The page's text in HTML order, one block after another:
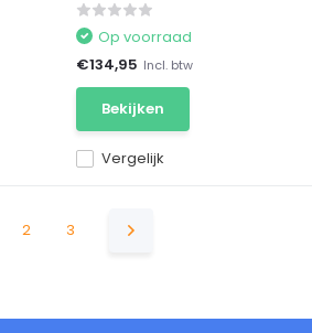
Vergelijk
Op voorraad
€134,95 Incl. btw
Bekijken
2 3